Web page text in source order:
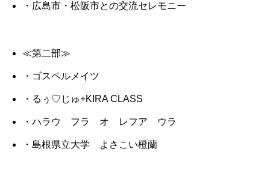
・広島市・松阪市との交流セレモニー
≪第二部≫
・ゴスペルメイツ
・るぅ♡じゅ+KIRA CLASS
・ハラウ フラ オ レフア ウラ
・島根県立大学 よさこい橙蘭